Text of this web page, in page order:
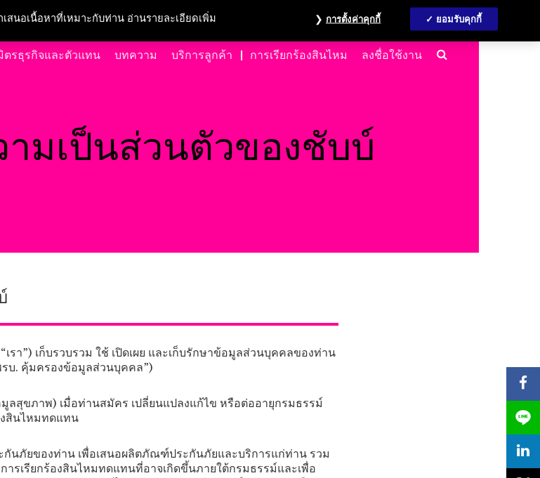
และสิ่งแวดล้อม สนใจร่วมงาน ศูนย์สื่อมวลชน ติดต่อเรา
รธุรกิจและตัวแทน บทความ บริการลูกค้า การเรียกร้องสินไหม ลงชื่อใช้งาน Search
มเป็นส่วนตัวของชับบ์
า”) เก็บรวบรวม ใช้ เปิดเผย และเก็บรักษาข้อมูลส่วนบุคคลของท่าน
บ. คุ้มครองข้อมูลส่วนบุคคล”)
ลสุขภาพ) เมื่อท่านสมัคร เปลี่ยนแปลงแก้ไข หรือต่ออายุกรมธรรม์
งสินไหมทดแทน
กันภัยของท่าน เพื่อเสนอผลิตภัณฑ์ประกันภัยและบริการแก่ท่าน รวม
รเรียกร้องสินไหมทดแทนที่อาจเกิดขึ้นภายใต้กรมธรรม์และเพื่อ
สนอเนื้อหาที่เหมาะกับท่าน อ่านรายละเอียดเพิ่ม
การตั้งค่าคุกกี้ ยอมรับคุกกี้